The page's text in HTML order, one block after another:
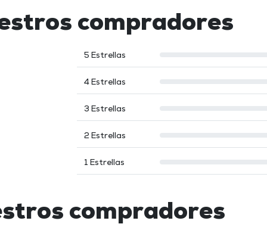
compradores
5 Estrellas
4 Estrellas
3 Estrellas
2 Estrellas
1 Estrellas
compradores